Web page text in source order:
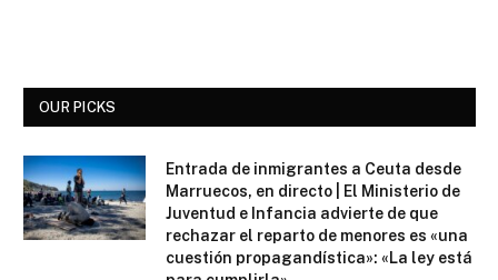
OUR PICKS
Entrada de inmigrantes a Ceuta desde
Marruecos, en directo | El Ministerio de
Juventud e Infancia advierte de que
rechazar el reparto de menores es «una
cuestión propagandística»: «La ley está